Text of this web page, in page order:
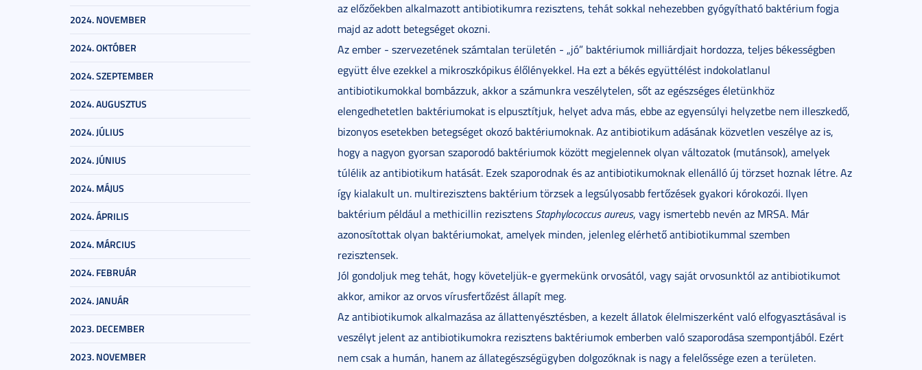
2024. NOVEMBER
2024. OKTÓBER
2024. SZEPTEMBER
2024. AUGUSZTUS
2024. JÚLIUS
2024. JÚNIUS
2024. MÁJUS
2024. ÁPRILIS
2024. MÁRCIUS
2024. FEBRUÁR
2024. JANUÁR
2023. DECEMBER
2023. NOVEMBER
az előzőekben alkalmazott antibiotikumra rezisztens, tehát sokkal nehezebben gyógyítható baktérium fogja
majd az adott betegséget okozni.
Az ember - szervezetének számtalan területén - „jó” baktériumok milliárdjait hordozza, teljes békességben
együtt élve ezekkel a mikroszkópikus élőlényekkel. Ha ezt a békés együttélést indokolatlanul
antibiotikumokkal bombázzuk, akkor a számunkra veszélytelen, sőt az egészséges életünkhöz
elengedhetetlen baktériumokat is elpusztítjuk, helyet adva más, ebbe az egyensúlyi helyzetbe nem illeszkedő,
bizonyos esetekben betegséget okozó baktériumoknak. Az antibiotikum adásának közvetlen veszélye az is,
hogy a nagyon gyorsan szaporodó baktériumok között megjelennek olyan változatok (mutánsok), amelyek
túlélik az antibiotikum hatását. Ezek szaporodnak és az antibiotikumoknak ellenálló új törzset hoznak létre. Az
így kialakult un. multirezisztens baktérium törzsek a legsúlyosabb fertőzések gyakori kórokozói. Ilyen
baktérium például a methicillin rezisztens Staphylococcus aureus, vagy ismertebb nevén az MRSA. Már
azonosítottak olyan baktériumokat, amelyek minden, jelenleg elérhető antibiotikummal szemben
rezisztensek.
Jól gondoljuk meg tehát, hogy követeljük-e gyermekünk orvosától, vagy saját orvosunktól az antibiotikumot
akkor, amikor az orvos vírusfertőzést állapít meg.
Az antibiotikumok alkalmazása az állattenyésztésben, a kezelt állatok élelmiszerként való elfogyasztásával is
veszélyt jelent az antibiotikumokra rezisztens baktériumok emberben való szaporodása szempontjából. Ezért
nem csak a humán, hanem az állategészségügyben dolgozóknak is nagy a felelőssége ezen a területen.